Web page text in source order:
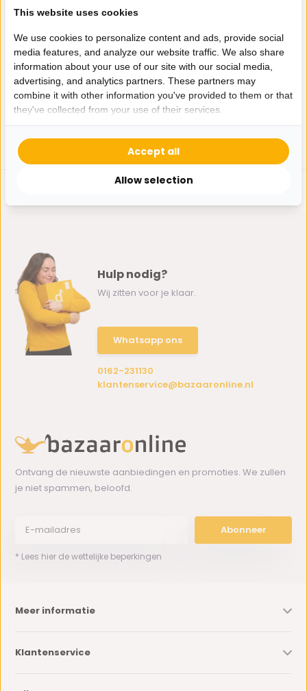
Zijden boeket | Fiesta
Haal blijvende schoonheid in
huis met onze hoogw...
Op voorraad
179,-
Haal blijvende schoonheid in
huis met onze hoogw...
Op voorraad
119,-
Hulp nodig?
Wij zitten voor je klaar.
Whatsapp ons
0162-231130
klantenservice@bazaaronline.nl
Ontvang de nieuwste aanbiedingen en promoties. We zullen
je niet spammen, beloofd.
Abonneer
* Lees hier de wettelijke beperkingen
Meer informatie
Klantenservice
This website uses cookies
We use cookies to personalize content and ads, provide social
media features, and analyze our website traffic. We also share
information about your use of our site with our social media,
advertising, and analytics partners. These partners may
combine it with other information you've provided to them or that
they've collected from your use of their services.
Allow selection
Accept all